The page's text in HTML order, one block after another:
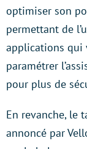
optimiser son
permettant de
applications qui
paramétrer
pour plus de
En revanche, le
annoncé par